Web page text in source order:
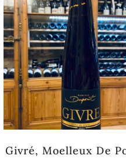
Givré, Moelleux De